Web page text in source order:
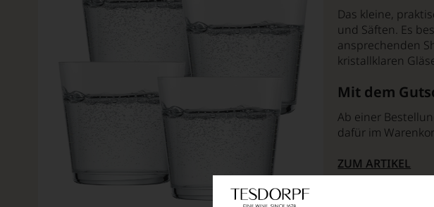
Das kleine,
und Säften. Es
ansprechenden
kristallklaren
Mit dem
Ab einer
dafür im
ZUM ARTIKEL